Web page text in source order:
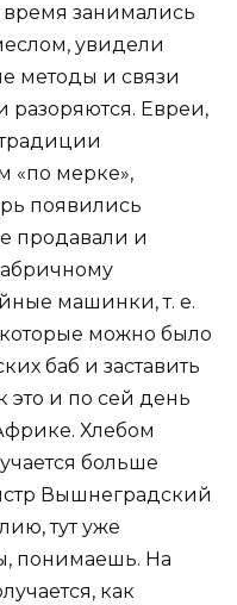
время занимались
увидели
методы и связи
разоряются. Евреи,
«по мерке»,
появились
продавали и
машинки, т. е.
можно было
баб и заставить
это и по сей день
Хлебом
больше
Вышнеградский
тут уже
понимаешь. На
как